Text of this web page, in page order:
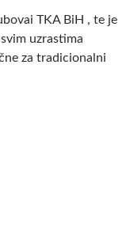
TKA BiH , te je
uzrastima
za tradicionalni